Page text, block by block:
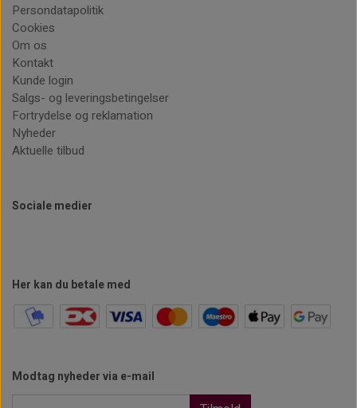
Persondatapolitik
Cookies
Om os
Kontakt
Kunde login
Salgs- og leveringsbetingelser
Fortrydelse og reklamation
Nyheder
Aktuelle tilbud
Sociale medier
Her kan du betale med
Modtag nyheder via e-mail